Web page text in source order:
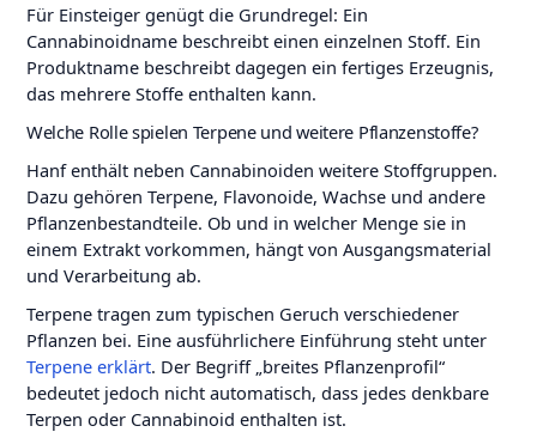
Für Einsteiger genügt die Grundregel: Ein
Cannabinoidname beschreibt einen einzelnen Stoff. Ein
Produktname beschreibt dagegen ein fertiges Erzeugnis,
das mehrere Stoffe enthalten kann.
Welche Rolle spielen Terpene und weitere Pflanzenstoffe?
Hanf enthält neben Cannabinoiden weitere Stoffgruppen.
Dazu gehören Terpene, Flavonoide, Wachse und andere
Pflanzenbestandteile. Ob und in welcher Menge sie in
einem Extrakt vorkommen, hängt von Ausgangsmaterial
und Verarbeitung ab.
Terpene tragen zum typischen Geruch verschiedener
Pflanzen bei. Eine ausführlichere Einführung steht unter
Terpene erklärt. Der Begriff „breites Pflanzenprofil“
bedeutet jedoch nicht automatisch, dass jedes denkbare
Terpen oder Cannabinoid enthalten ist.